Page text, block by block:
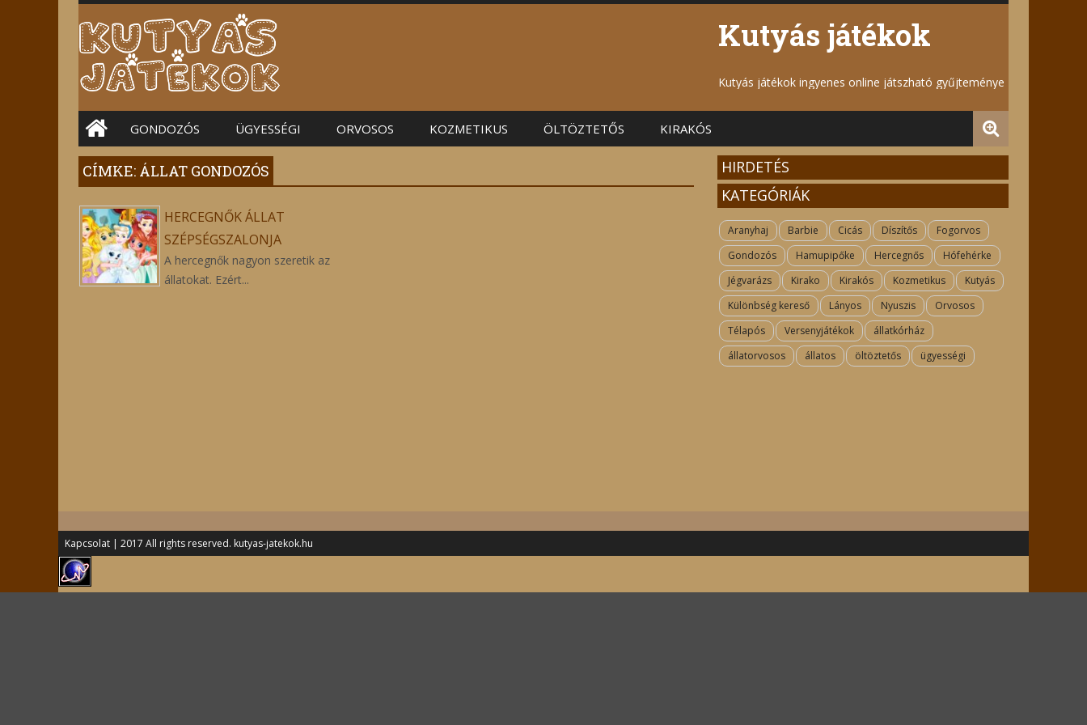
Kutyás játékok
Kutyás játékok ingyenes online játszható gyűjteménye
Main menu
GONDOZÓS ÜGYESSÉGI ORVOSOS KOZMETIKUS ÖLTÖZTETŐS KIRAKÓS
CÍMKE: ÁLLAT GONDOZÓS
HERCEGNŐK ÁLLAT
SZÉPSÉGSZALONJA
A hercegnők nagyon szeretik az
állatokat. Ezért...
HIRDETÉS
KATEGÓRIÁK
Aranyhaj Barbie Cicás Díszítős
Fogorvos
Gondozós
Hamupipőke Hercegnős
Hófehérke
Jégvarázs
Kirako Kirakós Kozmetikus
Kutyás
Különbség kereső
Lányos Nyuszis
Orvosos
Télapós
Versenyjátékok
állatkórház
állatorvosos
állatos öltöztetős ügyességi
Kapcsolat | 2017 All rights reserved. kutyas-jatekok.hu